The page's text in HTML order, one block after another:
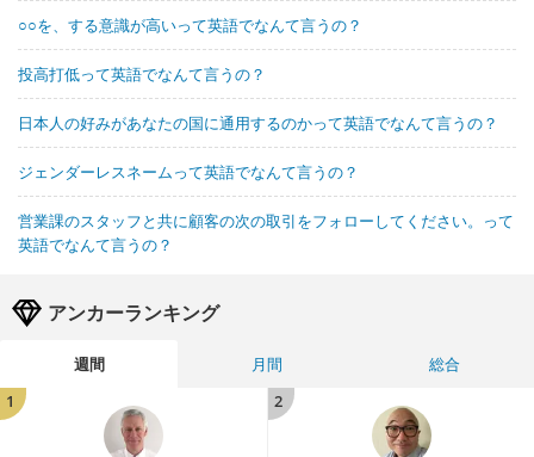
○○を、する意識が高いって英語でなんて言うの？
投高打低って英語でなんて言うの？
日本人の好みがあなたの国に通用するのかって英語でなんて言うの？
ジェンダーレスネームって英語でなんて言うの？
営業課のスタッフと共に顧客の次の取引をフォローしてください。って
英語でなんて言うの？
アンカーランキング
週間 月間
総合
1
2